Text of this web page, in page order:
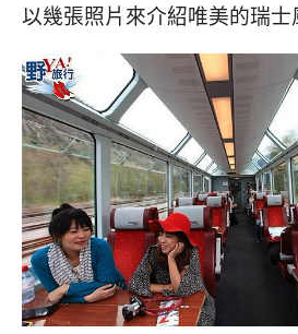
以幾張照片來介紹唯美的瑞士